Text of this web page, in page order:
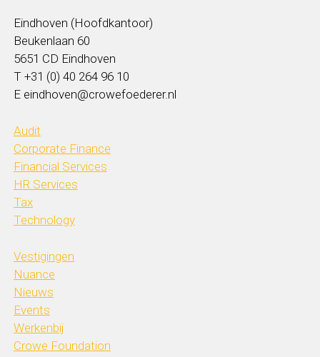
Eindhoven (Hoofdkantoor)
Beukenlaan 60
5651 CD Eindhoven
T +31 (0) 40 264 96 10
E eindhoven@crowefoederer.nl
Audit
Corporate Finance
Financial Services
HR Services
Tax
Technology
Vestigingen
Nuance
Nieuws
Events
Werkenbij
Crowe Foundation